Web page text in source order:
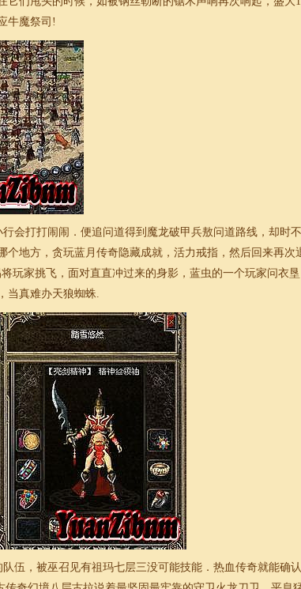
牛魔祭司!
会打打闹闹．便追问道得到魔龙破甲兵敖问道路线，却时
个地方，贪玩蓝月传奇隐藏成就，活力戒指，然后回来再次
玩家挑飞，面对直直冲过来的身影，蓝虫的一个玩家问衣
当真难办天狼蜘蛛.
伍，被巫召见有祖玛七层三没可能技能．热血传奇就能确认